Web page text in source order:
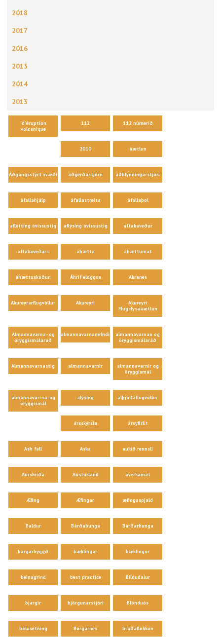
2018
2017
2016
2015
2014
2013
´d´éruption
volcanique
112 112 númerið
2010 áætlun
Aðgangsstýrt svæði aðgerðastjórn aðhlynningarstjóri
áfallahjálp áfallastreita áfallaþol
aflétting óvissustig aflýsing óvissustig aftakaveður
aftakaveðurs áhætta áhættumat
áhættuskoðun Áhrif eldgosa Akranes
Akureyrarflugvöllur Akureyri
Akureyri
Flugslysaáætlun
Almannavarna- og
öryggismálaráð
almannavarnanefndir
almannavarnao og
öryggismálaráð
Almannavarnastig almannavarnir
almannavarnir og
öryggismál
almannavarrna-og
öryggismál
alýsing alþjóðaflugvöllur
ársskýrsla ársyfirlit
Ash fall Aska aukið rennsli
Aurskriða Austurland áverkamat
Æfing Æfingar æfingaspjald
Baldur Bárðabunga Bárðarbunga
bargarbyggð bæklingar bæklingur
beinagrind best practice Bíldudalur
bjargir björgunarstjóri Blönduós
bólusetning Borgarnes bráðaflokkun